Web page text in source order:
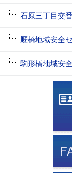
石原三丁目交番
厩橋地域安全
駒形橋地域安